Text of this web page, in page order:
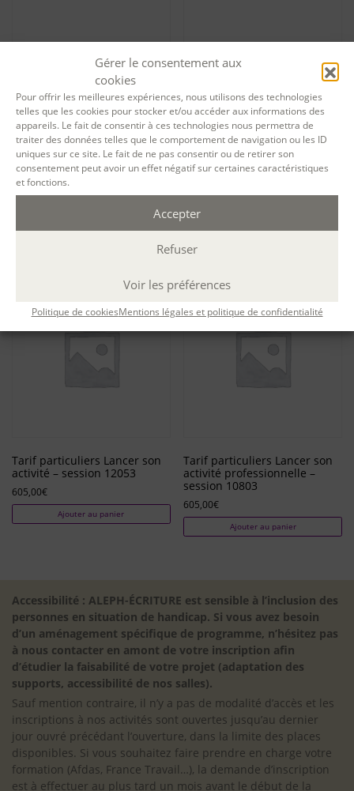
Gérer le consentement aux
cookies
Pour offrir les meilleures expériences, nous utilisons des technologies
telles que les cookies pour stocker et/ou accéder aux informations des
appareils. Le fait de consentir à ces technologies nous permettra de
traiter des données telles que le comportement de navigation ou les ID
uniques sur ce site. Le fait de ne pas consentir ou de retirer son
consentement peut avoir un effet négatif sur certaines caractéristiques
et fonctions.
Accepter
Refuser
Voir les préférences
Politique de cookiesMentions légales et politique de confidentialité
Tarif particuliers Echange
des pratiques : biographe –
session 10912
Tarif particuliers Formation
Tarif particuliers Lancer son
activité – session 12053
605,00€
Ajouter au panier
Tarif particuliers Lancer son
activité professionnelle –
session 10803
605,00€
Ajouter au panier
Accessibilité : ALEPH-ÉCRITURE est sensible à l’inclusion des
personnes en situation de handicap. Si vous avez besoin
d’un aménagement spécifique de programme, n’hésitez pas
à nous contacter en amont de votre inscription afin
d’étudier la faisabilité de votre projet (adaptation des
supports, accessibilité de nos salles).
Sauf mention contraire, il n’y a pas de modalité d’accès et les
inscriptions à nos activités sont ouvertes jusqu’au dernier
jour ouvré précédant l’ouverture, dans la limite des places
disponibles. Si vous souhaitez faire prendre en charge votre
formation (Afdas, France Travail…), la demande d’inscription
est à effectuer au plus tard un mois avant le début de la